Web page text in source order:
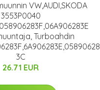
VW,AUDI,SKODA
3553P0040
Turboahdin
3C
26.71 EUR